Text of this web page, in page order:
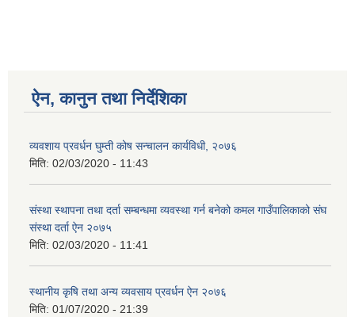
ऐन, कानुन तथा निर्देशिका
व्यवशाय प्रवर्धन घुम्ती कोष सन्चालन कार्यविधी, २०७६
मिति: 02/03/2020 - 11:43
संस्था स्थापना तथा दर्ता सम्बन्धमा व्यवस्था गर्न बनेको कमल गाउँपालिकाको संघ
संस्था दर्ता ऐन २०७५
मिति: 02/03/2020 - 11:41
स्थानीय कृषि तथा अन्य व्यवसाय प्रवर्धन ऐन २०७६
मिति: 01/07/2020 - 21:39